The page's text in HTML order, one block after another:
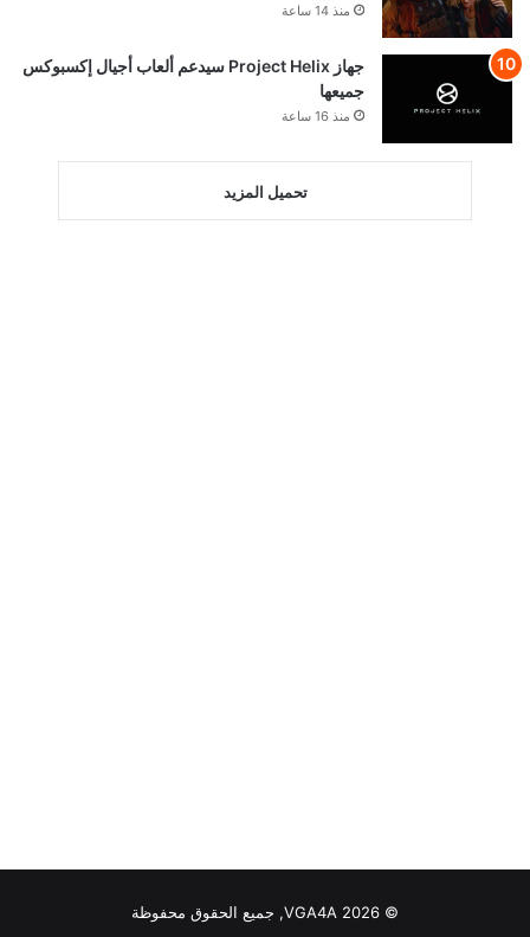
منذ 14 ساعة
جهاز Project Helix سيدعم ألعاب أجيال إكسبوكس
جميعها
منذ 16 ساعة
تحميل المزيد
© VGA4A 2026, جميع الحقوق محفوظة